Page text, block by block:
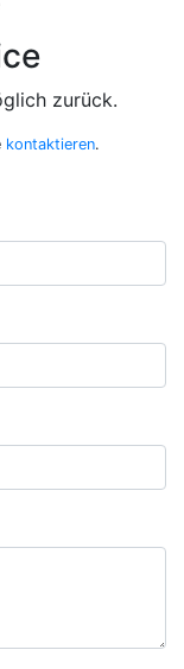
zurück.
kontaktieren.